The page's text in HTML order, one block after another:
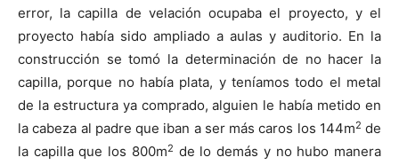
error, la capilla de velación ocupaba el proyecto, y el
proyecto había sido ampliado a aulas y auditorio. En la
construcción se tomó la determinación de no hacer la
capilla, porque no había plata, y teníamos todo el metal
de la estructura ya comprado, alguien le había metido en
la cabeza al padre que iban a ser más caros los 144m2 de
la capilla que los 800m2 de lo demás y no hubo manera